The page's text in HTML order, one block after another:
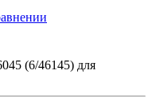
(6/46145) для